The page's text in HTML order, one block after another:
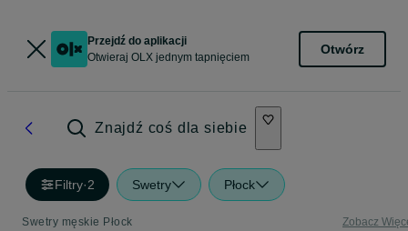
Przejdź do aplikacji
Otwieraj OLX jednym tapnięciem
Otwórz
Znajdź coś dla siebie
Filtry·2 Swetry Płock
Swetry męskie Płock Zobacz